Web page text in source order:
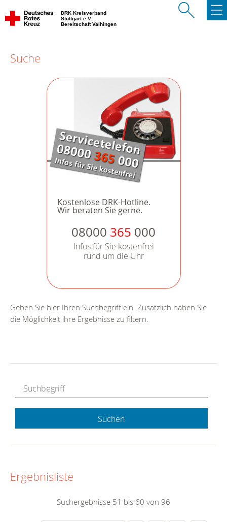
DRK Kreisverband
Stuttgart e.V.
Bereitschaft Vaihingen
Suche
Kostenlose DRK-Hotline.
Wir beraten Sie gerne.
08000 365 000
Infos für Sie kostenfrei
rund um die Uhr
Geben Sie hier Ihren Suchbegriff ein. Zusätzlich haben Sie
die Möglichkeit ihre Ergebnisse zu filtern.
Suchen
Ergebnisliste
Suchergebnisse 51 bis 60 von 96